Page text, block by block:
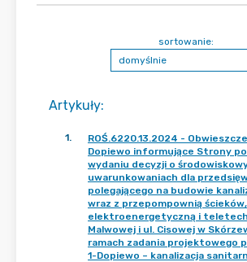
Artykuły:
sortowanie:
1.
ROŚ.6220.13.2024 -
Dopiewo informujące Strony
wydaniu decyzji o
uwarunkowaniach dla
polegającego na budowie
wraz z przepompownią
elektroenergetyczną i
Malwowej i ul. Cisowej w
ramach zadania projektowego
1-Dopiewo – kanalizacja